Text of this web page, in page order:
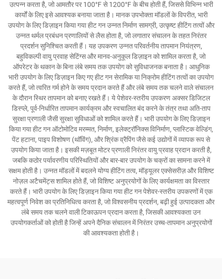
उत्पन्न करता है, जो आमतौर पर 100°F से 1200°F के बीच होती हैं, जिससे विभिन्न भारी
कार्यों के लिए इसे आवश्यक बनाया जाता है। मानक उपभोक्ता मॉडलों के विपरीत, भारी
उपयोग के लिए डिज़ाइन किया गया हीट गन उन्नत निर्माण सामग्री, उत्कृष्ट हीटिंग तत्वों और
उन्नत थर्मल प्रबंधन प्रणालियों से लैस होता है, जो लगातार संचालन के तहत निरंतर
प्रदर्शन सुनिश्चित करती हैं। यह उपकरण उन्नत परिवर्तनीय तापमान नियंत्रण,
बहुविकल्पी वायु प्रवाह सेटिंग्स और मानव-अनुकूल डिज़ाइन को शामिल करता है, जो
ऑपरेटर के थकान के बिना लंबे समय तक उपयोग को सुविधाजनक बनाता है। आधुनिक
भारी उपयोग के लिए डिज़ाइन किए गए हीट गन सेरामिक या निक्रोम हीटिंग तत्वों का उपयोग
करते हैं, जो त्वरित गर्म होने के समय प्रदान करते हैं और लंबे समय तक चलने वाले संचालन
के दौरान स्थिर तापमान को बनाए रखते हैं। ये पेशेवर-स्तरीय उपकरण अक्सर डिजिटल
डिस्प्ले, पूर्व-निर्धारित तापमान कार्यक्रम और स्वचालित बंद करने के तंत्र तथा अति-ताप
सुरक्षा प्रणाली जैसी सुरक्षा सुविधाओं को शामिल करते हैं। भारी उपयोग के लिए डिज़ाइन
किया गया हीट गन ऑटोमोटिव मरम्मत, निर्माण, इलेक्ट्रॉनिक्स विनिर्माण, प्लास्टिक वेल्डिंग,
पेंट हटाना, पाइप विशोषण (थॉविंग), और श्रिंक व्रैपिंग जैसे कई उद्योगों में व्यापक रूप से
उपयोग किया जाता है। इसकी मज़बूत मोटर प्रणाली निरंतर वायु प्रवाह प्रदान करती है,
जबकि कठोर पर्यावरणीय परिस्थितियों और बार-बार उपयोग के चक्रों का सामना करने में
सक्षम होती है। उन्नत मॉडलों में बदलने योग्य हीटिंग तत्व, मॉड्यूलर एक्सेसरीज़ और विशिष्ट
नोज़ल अटैचमेंट्स शामिल होते हैं, जो विशिष्ट अनुप्रयोगों के लिए कार्यक्षमता का विस्तार
करते हैं। भारी उपयोग के लिए डिज़ाइन किया गया हीट गन पेशेवर-स्तरीय उपकरणों में एक
महत्वपूर्ण निवेश का प्रतिनिधित्व करता है, जो विश्वसनीय प्रदर्शन, बढ़ी हुई उत्पादकता और
लंबे समय तक चलने वाली टिकाऊपन प्रदान करता है, जिसकी आवश्यकता उन
उपयोगकर्ताओं को होती है जिन्हें अपने दैनिक संचालन में निरंतर उच्च-तापमान अनुप्रयोगों
की आवश्यकता होती है।